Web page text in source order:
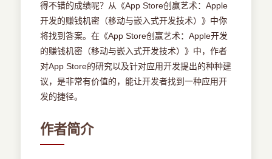
得不错的成绩呢？从《App Store创赢艺术：Apple
开发的赚钱机密（移动与嵌入式开发技术）》中你
将找到答案。在《App Store创赢艺术：Apple开发
的赚钱机密（移动与嵌入式开发技术）》中，作者
对App Store的研究以及针对应用开发提出的种种建
议，是非常有价值的，能让开发者找到一种应用开
发的捷径。
作者简介